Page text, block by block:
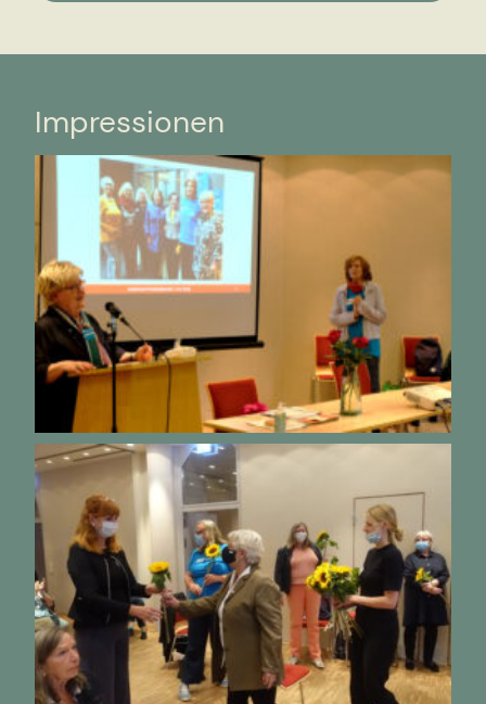
Impressionen